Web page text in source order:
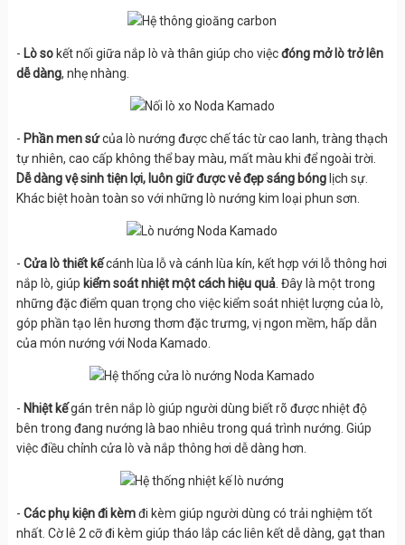
- Lò sokết nối giữa nắp lò và thân giúp cho việcđóng mở lò trở lên
dễ dàng, nhẹ nhàng.
- Phần men sứcủa lò nướng được chế tác từ cao lanh, tràng thạch
tự nhiên, cao cấp không thể bay màu, mất màu khi để ngoài trời.
Dễ dàng vệ sinh tiện lợi, luôn giữ được vẻ đẹp sáng bónglịch sự.
Khác biệt hoàn toàn so với những lò nướng kim loại phun sơn.
- Cửa lò thiết kếcánh lùa lỗ và cánh lùa kín, kết hợp với lỗ thông hơi
nắp lò, giúp kiểm soát nhiệt một cách hiệu quả. Đây là một trong
những đặc điểm quan trọng cho việc kiểm soát nhiệt lượng của lò,
góp phần tạo lên hương thơm đặc trưmg, vị ngon mềm, hấp dẫn
của món nướng với Noda Kamado.
- Nhiệt kếgán trên nắp lò giúp người dùng biết rõ được nhiệt độ
bên trong đang nướng là bao nhiêu trong quá trình nướng. Giúp
việc điều chỉnh cửa lò và nắp thông hơi dễ dàng hơn.
- Các phụ kiện đi kèmđi kèm giúp người dùng có trải nghiệm tốt
nhất. Cờ lê 2 cỡ đi kèm giúp tháo lắp các liên kết dễ dàng, gạt than